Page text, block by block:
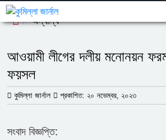
অন্যান্য
আওয়ামী লীগের দলীয় মনোনয়ন
ফয়সল
কুমিল্লা জার্নাল প্রকাশিত: ২০ নভেম্বর, ২০২৩
সংবাদ বিজ্ঞপ্তি: